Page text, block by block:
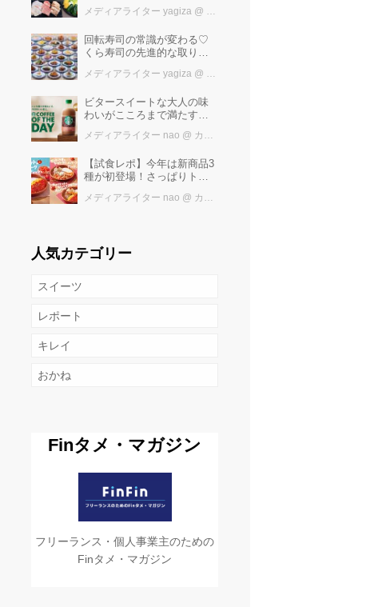
め」を堪能しよう
メディアライター yagiza @ カワコレメディア編集部
回転寿司の常識が変わる♡
くら寿司の先進的な取り組
び！ファン必見の最新トピ
メディアライター yagiza @ カワコレメディア編集部
ビタースイートな大人の味
わいがこころまで満たす
COFFEE OF THE DAY カフ
メディアライター nao @ カワコレメディア編集部
【試食レポ】今年は新商品3
種が初登場！さっぱりトマ
びっくりドンキーの「トマ
メディアライター nao @ カワコレメディア編集部
人気カテゴリー
スイーツ
レポート
キレイ
おかね
Finタメ・マガジン
フリーランス・個人事業主のための
Finタメ・マガジン